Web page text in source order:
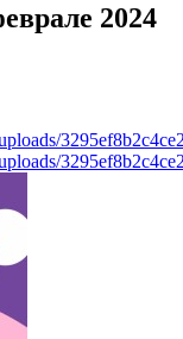
2024